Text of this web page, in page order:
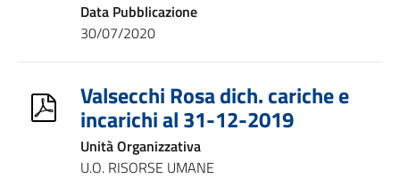
Data Pubblicazione
30/07/2020
Valsecchi Rosa dich. cariche e
incarichi al 31-12-2019
Unità Organizzativa
U.O. RISORSE UMANE